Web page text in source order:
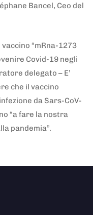
Bancel, Ceo del
“mRna-1273
Covid-19 negli
delegato – E’
che il vaccino
da Sars-CoV-
“a fare la nostra
pandemia”.